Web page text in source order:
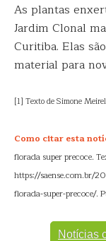
As plantas
Jardim Clonal
Curitiba. Elas
material para
[1] Texto de Simone
Como citar esta
florada super precoce.
https://saense.com.br/
florada-super-precoce/.
Notícias